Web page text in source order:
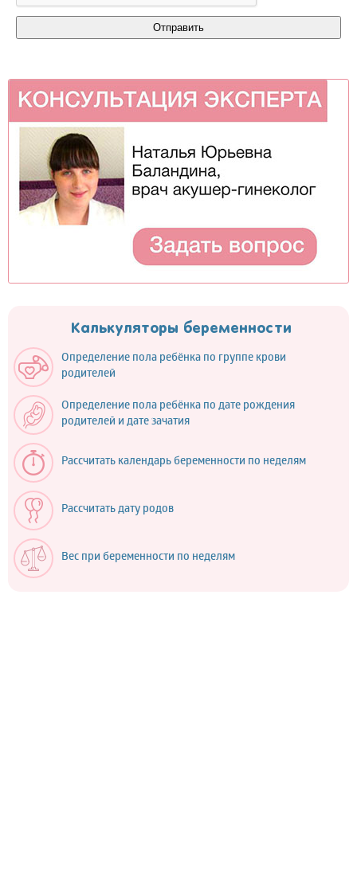
Калькуляторы беременности
Определение пола ребёнка по группе крови
родителей
Определение пола ребёнка по дате рождения
родителей и дате зачатия
Рассчитать календарь беременности по неделям
Рассчитать дату родов
Вес при беременности по неделям